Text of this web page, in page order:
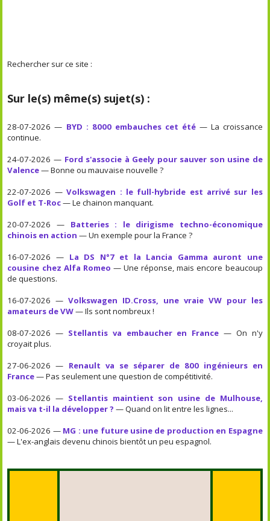
Rechercher sur ce site :
Sur le(s) même(s) sujet(s) :
28-07-2026 — BYD : 8000 embauches cet été— La croissance
continue.
24-07-2026 — Ford s'associe à Geely pour sauver son usine de
Valence— Bonne ou mauvaise nouvelle ?
22-07-2026 —Volkswagen : le full-hybride est arrivé sur les
Golf et T-Roc— Le chainon manquant.
20-07-2026 — Batteries : le dirigisme techno-économique
chinois en action — Un exemple pour la France ?
16-07-2026 — La DS N°7 et la Lancia Gamma auront une
cousine chez Alfa Romeo — Une réponse, mais encore beaucoup
de questions.
16-07-2026 —Volkswagen ID.Cross, une vraie VW pour les
amateurs de VW— Ils sont nombreux !
08-07-2026 — Stellantis va embaucher en France — On n'y
croyait plus.
27-06-2026 — Renault va se séparer de 800 ingénieurs en
France— Pas seulement une question de compétitivité.
03-06-2026 — Stellantis maintient son usine de Mulhouse,
mais va t-il la développer ? — Quand on lit entre les lignes...
02-06-2026 — MG : une future usine de production en Espagne
— L'ex-anglais devenu chinois bientôt un peu espagnol.